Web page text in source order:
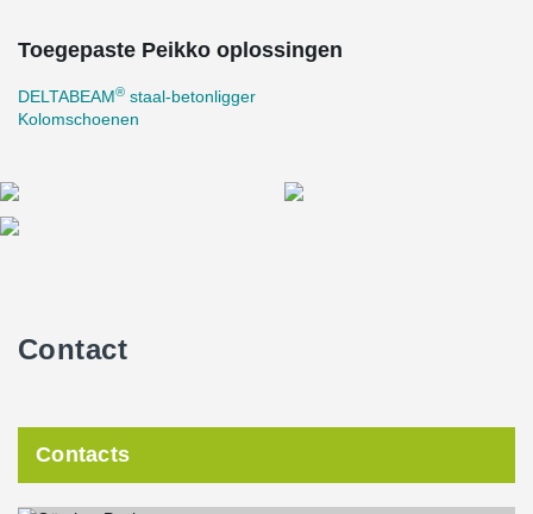
Toegepaste Peikko oplossingen
DELTABEAM® staal-betonligger
Kolomschoenen
Contact
Contacts